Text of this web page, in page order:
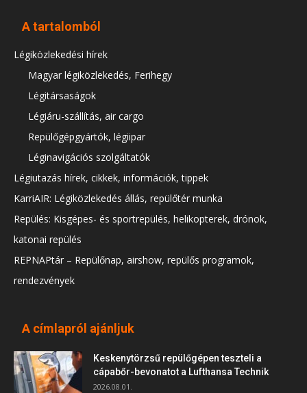
A tartalomból
Légiközlekedési hírek
Magyar légiközlekedés, Ferihegy
Légitársaságok
Légiáru-szállítás, air cargo
Repülőgépgyártók, légiipar
Léginavigációs szolgáltatók
Légiutazás hírek, cikkek, információk, tippek
KarriAIR: Légiközlekedés állás, repülőtér munka
Repülés: Kisgépes- és sportrepülés, helikopterek, drónok,
katonai repülés
REPNAPtár – Repülőnap, airshow, repülős programok,
rendezvények
A címlapról ajánljuk
Keskenytörzsű repülőgépen teszteli a
cápabőr-bevonatot a Lufthansa Technik
2026.08.01.